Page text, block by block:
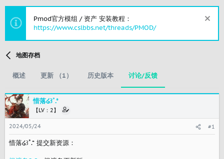
Pmod官方模组 / 资产 安装教程：
https://www.cslbbs.net/threads/PMOD/
地图存档
概述 更新 （1） 历史版本 讨论/反馈
惜落໒꒱˚.*
【LV：2】
2024/05/24 #1
惜落໒꒱˚.* 提交新资源：